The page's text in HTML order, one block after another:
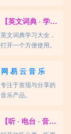
【英文词典 · 学习】
英文词典学习大全，
打开一个方便使用。
网 易 云 音 乐
专注于发现与分享的
音乐产品。
【听 · 电台 · 音乐】